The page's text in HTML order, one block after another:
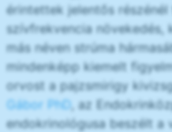
érintettek jelentős
szívfrekvencia növekedés,
más néven strúma
mindenképp kiemelt
orvost a pajzsmirigy
Gábor PhD, az
endokrinológusa beszélt a